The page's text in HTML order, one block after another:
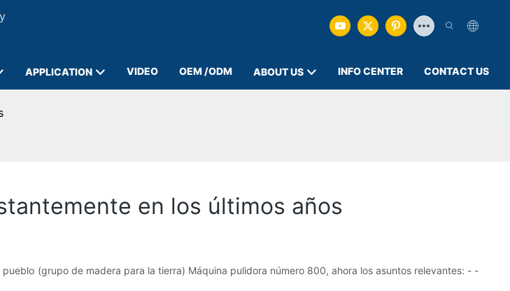
APPLICATION VIDEO OEM /ODM ABOUT US INFO CENTER CONTACT US
en los últimos años
(grupo de madera para la tierra) Máquina pulidora número 800, ahora los asuntos relevantes: - -